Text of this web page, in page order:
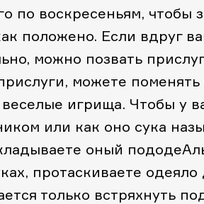
по воскресеньям, чтобы
положено. Если вдруг
можно позвать
можете
игрища. Чтобы у
или как оно сука
оный
протаскиваете одеяло
только встряхнуть